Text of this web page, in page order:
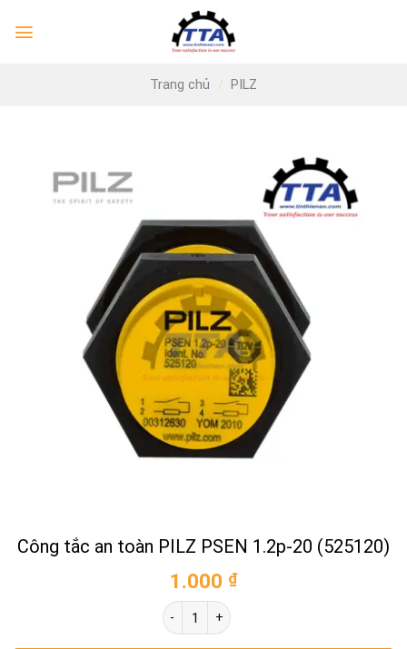
Trang chủ / PILZ
Công tắc an toàn PILZ PSEN 1.2p-20 (525120)
1.000 ₫
Công tắc an toàn PILZ PSEN 1.2p-20